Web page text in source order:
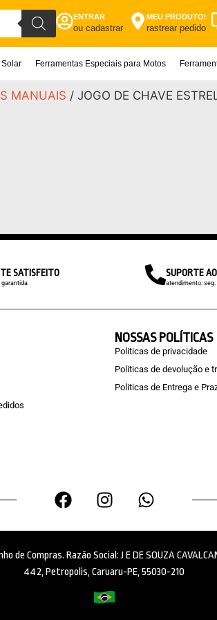
ENTRAR
ou cadastrar
MEU PRODUTO!
rastrear pedido
Solar Ferramentas Especiais para Motos
MANUAIS / JOGO DE CHAVE
SATISFEITO
garantida
SUPORTE
atendimento: seg.
NOSSAS POLÍTICAS
Politicas de privacidade
Politicas de devolução e
Politicas de Entrega e
de Compras. Razão Social: J E DE SOUZA
442, Petropolis, Caruaru-PE, 55030-210